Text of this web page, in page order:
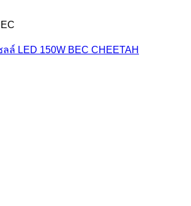
ล์ LED 150W BEC CHEETAH